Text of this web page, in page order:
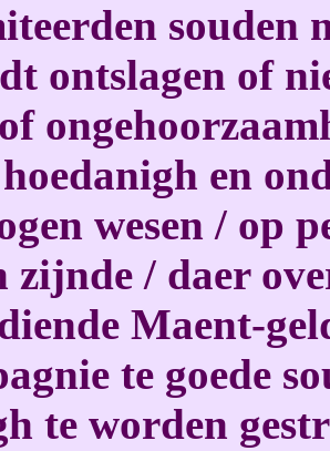
souden
ontslagen of
en
wesen / op
zijnde / daer
Maent-
te goede
te worden